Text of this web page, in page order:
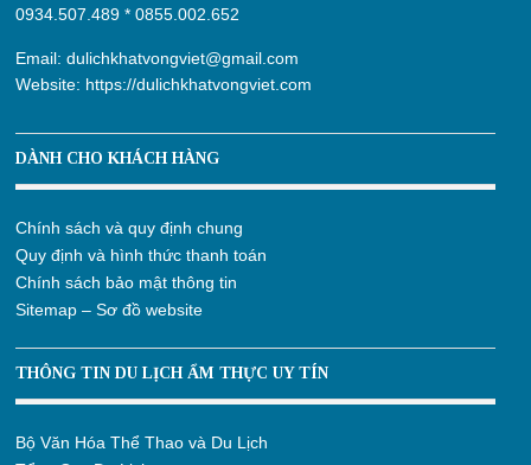
0934.507.489 *0855.002.652
Email:dulichkhatvongviet@gmail.com
Website: https://dulichkhatvongviet.com
DÀNH CHO KHÁCH HÀNG
Chính sách và quy định chung
Quy định và hình thức thanh toán
Chính sách bảo mật thông tin
Sitemap – Sơ đồ website
THÔNG TIN DU LỊCH ẨM THỰC UY TÍN
Bộ Văn Hóa Thể Thao và Du Lịch